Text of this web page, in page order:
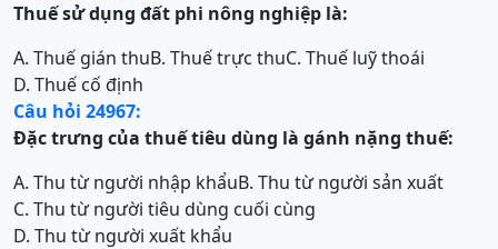
Thuếsử dụng đất phi nông nghiệp là:
A. Thuế gián thuB. Thuế trực thuC. Thuế luỹ thoái
D. Thuế cố định
Câu hỏi 24967:
Đặctrưng của thuế tiêu dùng là gánh nặng thuế:
A. Thu từ người nhập khẩuB. Thu từ người sản xuất
C. Thu từ người tiêu dùng cuối cùng
D. Thu từ người xuất khẩu